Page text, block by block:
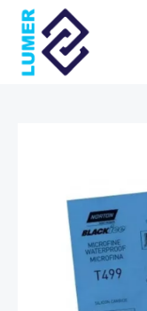
Skip
content